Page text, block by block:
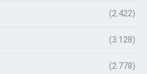
(2.422)
(3.128)
(2.778)